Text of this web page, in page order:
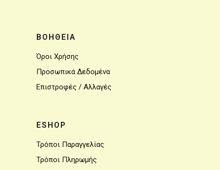
ΒΟΗΘΕΙΑ
Όροι Χρήσης
Προσωπικά Δεδομένα
Επιστροφές / Αλλαγές
ESHOP
Τρόποι Παραγγελίας
Τρόποι Πληρωμής